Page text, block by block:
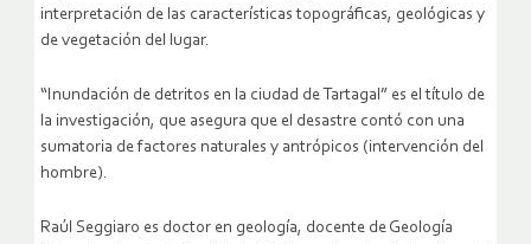
interpretación de las características topográficas, geológicas y
de vegetación del lugar.
“Inundación de detritos en la ciudad de Tartagal” es el título de
la investigación, que asegura que el desastre contó con una
sumatoria de factores naturales y antrópicos (intervención del
hombre).
Raúl Seggiaro es doctor en geología, docente de Geología